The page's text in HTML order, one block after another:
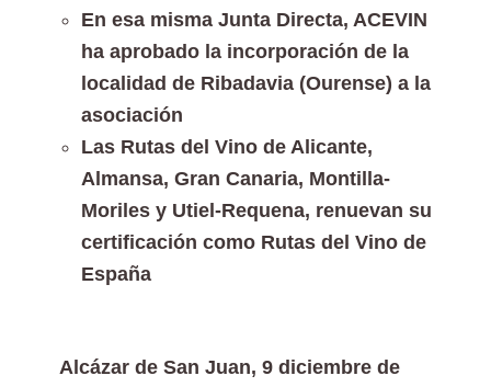
En esa misma Junta Directa, ACEVIN
ha aprobado la incorporación de la
localidad de Ribadavia (Ourense) a la
asociación
Las Rutas del Vino de Alicante,
Almansa, Gran Canaria, Montilla-
Moriles y Utiel-Requena, renuevan su
certificación como Rutas del Vino de
España
Alcázar de San Juan, 9 diciembre de